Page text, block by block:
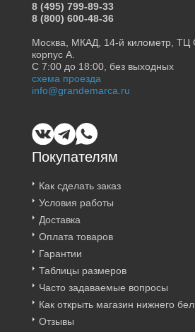
Покупателям
Как сделать заказ
Условия работы
Доставка
Оплата товаров
Гарантии
Таблицы размеров
Часто задаваемые вопросы
Как открыть магазин нижнего
Отзывы
8 (495) 799-89-33
8 (800) 600-48-36
Москва, МКАД, 14-й километр,
корпус А.
С 7:00 до 18:00, без выходных
схема проезда
info@grandemarca.ru